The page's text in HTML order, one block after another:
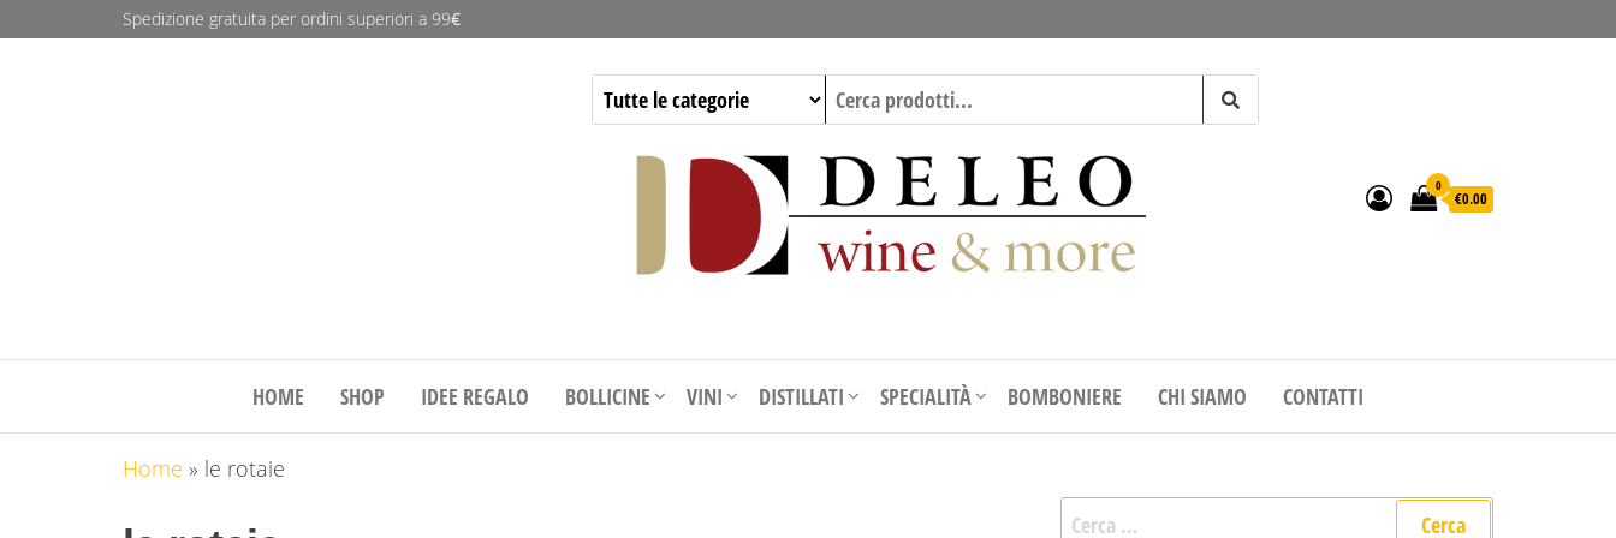
Spedizione gratuita per ordini superiori a 99€
0
€0.00
HOME SHOP IDEE REGALO BOLLICINE VINI DISTILLATI SPECIALITÀ BOMBONIERE CHI SIAMO CONTATTI
Home » le rotaie
Ricerca per: